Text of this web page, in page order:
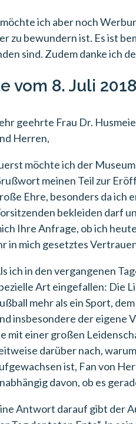
ich aber noch
zu bewundern ist. Es ist
sind. Zudem danke ich
vom 8. Juli
geehrte Frau Dr.
Herren,
möchte ich der
meinen Teil zur
Ehre, besonders da ich
bekleiden darf
Ihre Anfrage, ob ich
in mich gesetztes
ich in den vergangenen
Art eingefallen: Die
mehr als ein Sport,
insbesondere der eigene
mit einer großen
darüber nach,
ist, Fan von
davon, ob es
Antwort darauf gibt der